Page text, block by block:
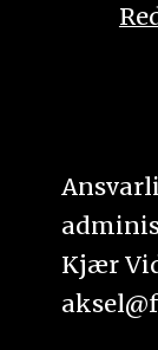
Kjær